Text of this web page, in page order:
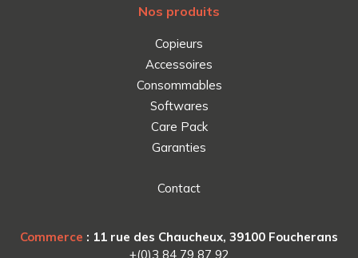
Nos produits
Copieurs
Accessoires
Consommables
Softwares
Care Pack
Garanties
Contact
Commerce : 11 rue des Chaucheux, 39100 Foucherans
+(0)3 84 79 87 92